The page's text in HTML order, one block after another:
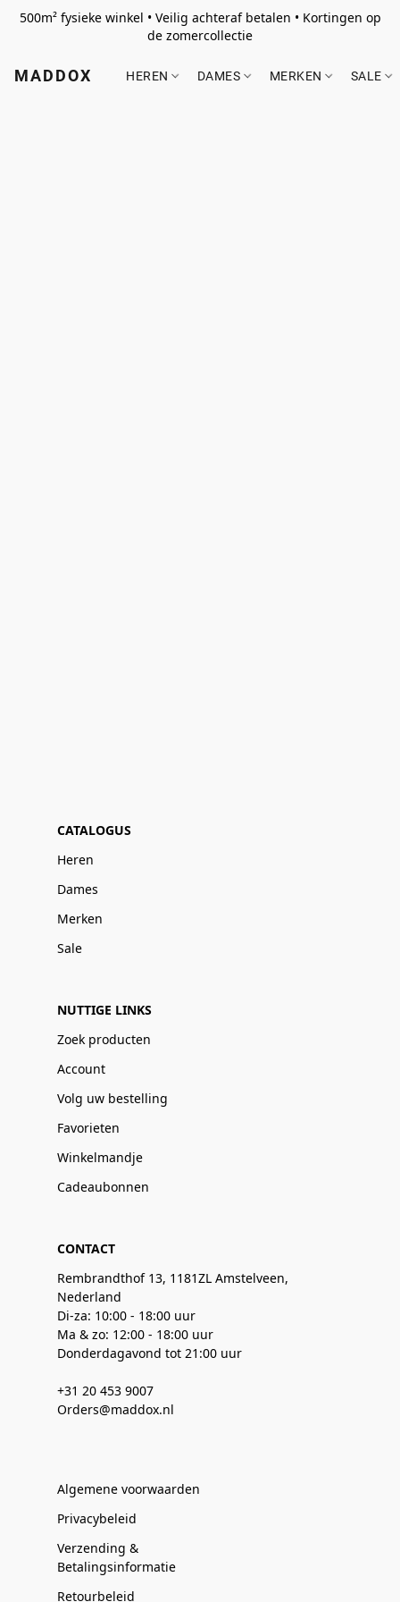
500m² fysieke winkel • Veilig achteraf betalen • Kortingen op
de zomercollectie
MADDOX HEREN DAMES MERKEN SALE
CATALOGUS
Heren
Dames
Merken
Sale
NUTTIGE LINKS
Zoek producten
Account
Volg uw bestelling
Favorieten
Winkelmandje
Cadeaubonnen
CONTACT
Rembrandthof 13, 1181ZL Amstelveen,
Nederland
Di-za: 10:00 - 18:00 uur
Ma & zo: 12:00 - 18:00 uur
Donderdagavond tot 21:00 uur
+31 20 453 9007
Orders@maddox.nl
Algemene voorwaarden
Privacybeleid
Verzending &
Betalingsinformatie
Retourbeleid